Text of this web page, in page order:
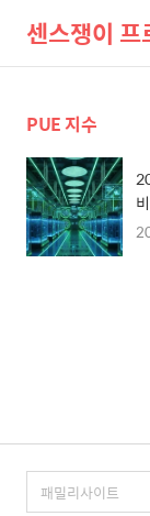
센스쟁이
PUE 지수